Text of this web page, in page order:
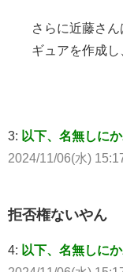
さらに近藤さ
ギュアを作成し
3: 以下、名無しに
2024/11/06(水)
拒否権ないやん
4: 以下、名無しに